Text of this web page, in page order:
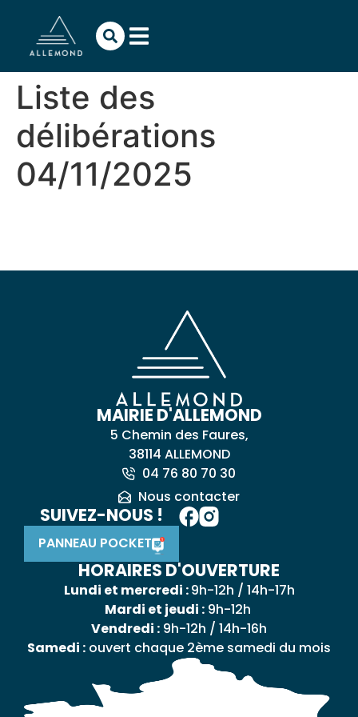
Liste des
délibérations
04/11/2025
MAIRIE D'ALLEMOND
5 Chemin des Faures,
38114 ALLEMOND
04 76 80 70 30
Nous contacter
SUIVEZ-NOUS !
PANNEAU POCKET
HORAIRES D'OUVERTURE
Lundi et mercredi :9h-12h / 14h-17h
Mardi et jeudi :9h-12h
Vendredi : 9h-12h / 14h-16h
Samedi : ouvert chaque 2ème samedi du mois